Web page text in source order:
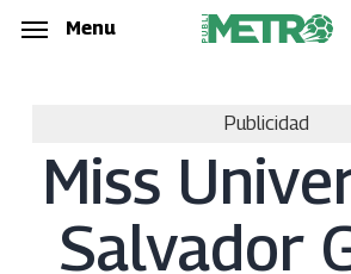
Skip
Menu
Publicidad
Miss
Salvador
Menu